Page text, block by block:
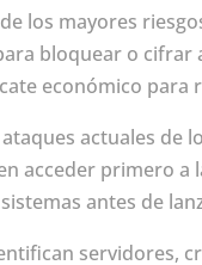
los mayores
bloquear o cifrar
económico para
actuales de
acceder primero
antes de
servidores,